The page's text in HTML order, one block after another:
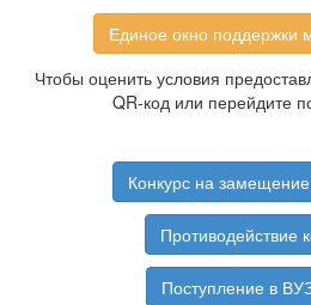
Единое окно поддержки
Чтобы оценить условия
QR-код или перейдите
Конкурс на
Противодействие
Поступление в